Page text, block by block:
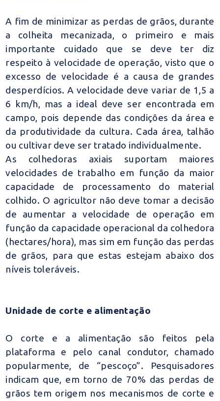
A fim de minimizar as perdas de grãos, durante
a colheita mecanizada, o primeiro e mais
importante cuidado que se deve ter diz
respeito à velocidade de operação, visto que o
excesso de velocidade é a causa de grandes
desperdícios. A velocidade deve variar de 1,5 a
6 km/h, mas a ideal deve ser encontrada em
campo, pois depende das condições da área e
da produtividade da cultura. Cada área, talhão
ou cultivar deve ser tratado individualmente.
As colhedoras axiais suportam maiores
velocidades de trabalho em função da maior
capacidade de processamento do material
colhido. O agricultor não deve tomar a decisão
de aumentar a velocidade de operação em
função da capacidade operacional da colhedora
(hectares/hora), mas sim em função das perdas
de grãos, para que estas estejam abaixo dos
níveis toleráveis.
Unidade de corte e alimentação
O corte e a alimentação são feitos pela
plataforma e pelo canal condutor, chamado
popularmente, de “pescoço”. Pesquisadores
indicam que, em torno de 70% das perdas de
grãos tem origem nos mecanismos de corte e